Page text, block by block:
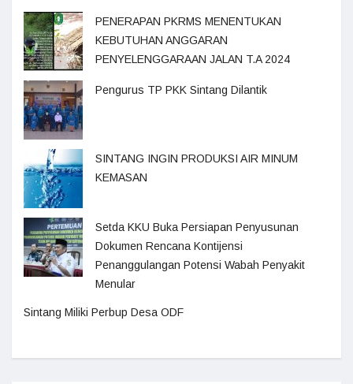
PENERAPAN PKRMS MENENTUKAN
KEBUTUHAN ANGGARAN
PENYELENGGARAAN JALAN T.A 2024
Pengurus TP PKK Sintang Dilantik
SINTANG INGIN PRODUKSI AIR MINUM
KEMASAN
Setda KKU Buka Persiapan Penyusunan
Dokumen Rencana Kontijensi
Penanggulangan Potensi Wabah Penyakit
Menular
Sintang Miliki Perbup Desa ODF